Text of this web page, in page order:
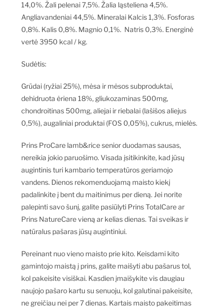
14,0%. Žali pelenai 7,5%. Žalia ląsteliena 4,5%.
Angliavandeniai 44,5%. Mineralai Kalcis 1,3%. Fosforas
0,8%. Kalis 0,8%. Magnio 0,1%. Natris 0,3%. Energinė
vertė 3950 kcal / kg.
Sudėtis:
Grūdai (ryžiai 25%), mėsa ir mėsos subproduktai,
dehidruota ėriena 18%, gliukozaminas 500mg,
chondroitinas 500mg, aliejai ir riebalai (lašišos aliejus
0,5%), augaliniai produktai (FOS 0,05%), cukrus, mielės.
Prins ProCare lamb&rice senior duodamas sausas,
nereikia jokio paruošimo. Visada įsitikinkite, kad jūsų
augintinis turi kambario temperatūros geriamojo
vandens. Dienos rekomenduojamą maisto kiekį
padalinkite į bent du maitinimus per dieną. Jei norite
palepinti savo šunį, galite pasiūlyti Prins TotalCare ar
Prins NatureCare vieną ar kelias dienas. Tai sveikas ir
natūralus pašaras jūsų augintiniui.
Pereinant nuo vieno maisto prie kito. Keisdami kito
gamintojo maistą į prins, galite maišyti abu pašarus tol,
kol pakeisite visiškai. Kasdien įmaišykite vis daugiau
naujojo pašaro kartu su senuoju, kol galutinai pakeisite,
ne greičiau nei per 7 dienas. Kartais maisto pakeitimas